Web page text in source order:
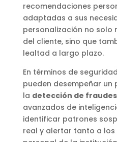
recomendaciones
adaptadas a sus
personalización no solo
del cliente, sino que
lealtad a largo plazo.
En términos de
pueden desempeñar
la detección de fraudes
avanzados de
identificar patrones
real y alertar tanto a